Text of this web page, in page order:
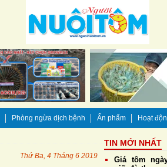
Phòng ngừa dịch bệnh Ấn phẩm Hoạt
Thứ Ba, 4 Tháng 6 2019
TIN MỚI NHẤT
Giá tôm